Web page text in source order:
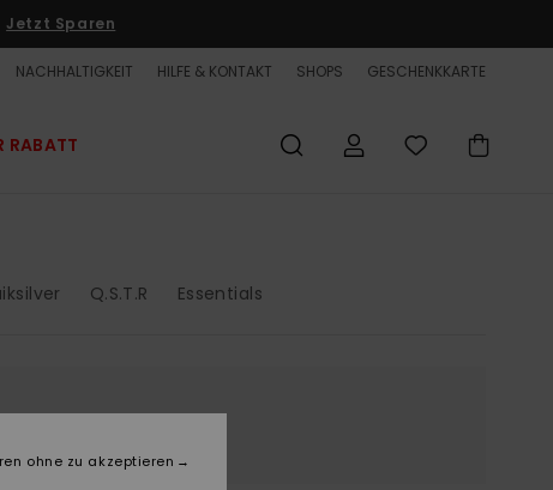
Jetzt Sparen
NACHHALTIGKEIT HILFE & KONTAKT SHOPS GESCHENKKARTE
RABATT
Q.S.T.R Essentials
ohne zu akzeptieren